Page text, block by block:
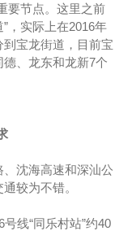
要节点。这里之前
，实际上在2016年
宝龙街道，目前宝
、龙东和龙新7个
沈海高速和深汕公
较为不错。
线“同乐村站”约40